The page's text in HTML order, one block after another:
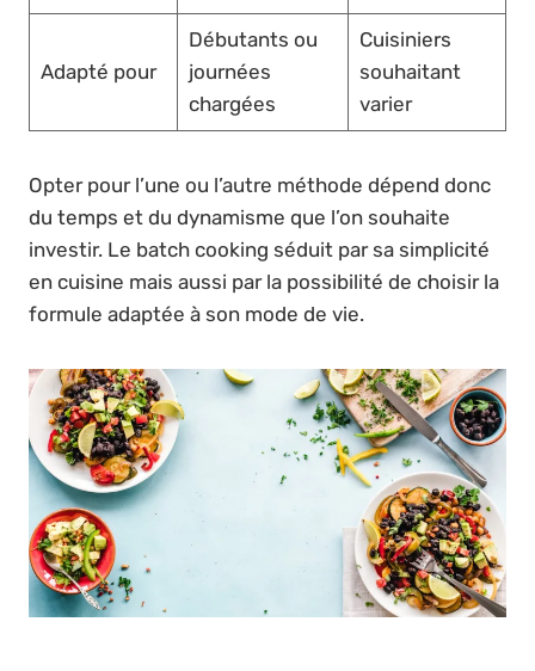
Adapté pour
Débutants ou
journées
chargées
Cuisiniers
souhaitant
varier
Opter pour l’une ou l’autre méthode dépend donc
du temps et du dynamisme que l’on souhaite
investir. Le batch cooking séduit par sa simplicité
en cuisine mais aussi par la possibilité de choisir la
formule adaptée à son mode de vie.